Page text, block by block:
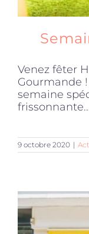
Venez fêter
Gourmande
semaine
9 octobre 2020 |